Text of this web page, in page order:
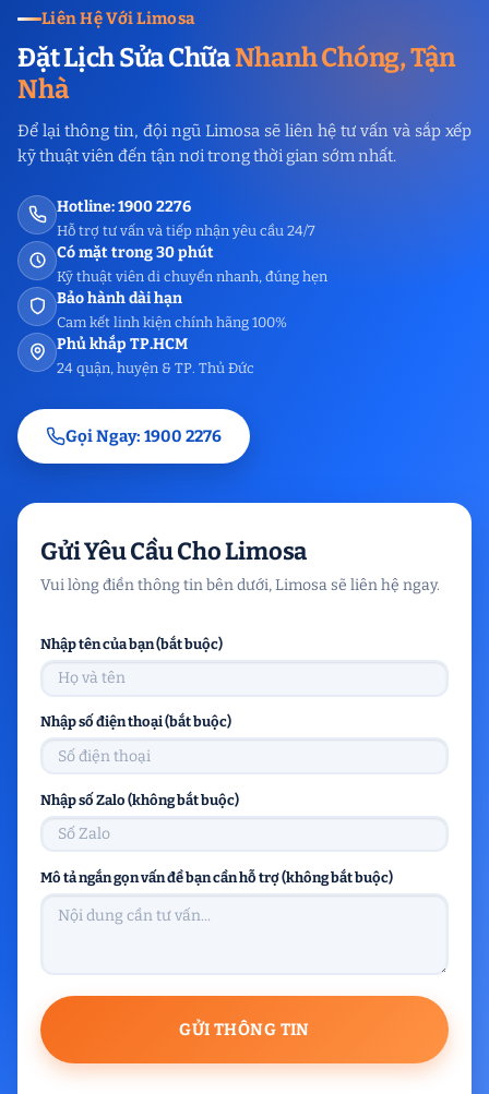
Liên Hệ Với Limosa
Đặt Lịch Sửa ChữaNhanh Chóng, Tận
Nhà
Để lại thông tin, đội ngũ Limosa sẽ liên hệ tư vấn và sắp xếp
kỹ thuật viên đến tận nơi trong thời gian sớm nhất.
Hotline: 1900 2276
Hỗ trợ tư vấn và tiếp nhận yêu cầu 24/7
Có mặt trong 30 phút
Kỹ thuật viên di chuyển nhanh, đúng hẹn
Bảo hành dài hạn
Cam kết linh kiện chính hãng 100%
Phủ khắp TP.HCM
24 quận, huyện & TP. Thủ Đức
Gọi Ngay: 1900 2276
Gửi Yêu Cầu Cho Limosa
Vui lòng điền thông tin bên dưới, Limosa sẽ liên hệ ngay.
Nhập tên của bạn (bắt buộc)
Nhập số điện thoại (bắt buộc)
Nhập số Zalo (không bắt buộc)
Mô tả ngắn gọn vấn đề bạn cần hỗ trợ (không bắt buộc)